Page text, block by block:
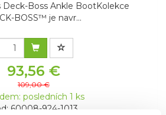
Deck-Boss Ankle BootKolekce
BOSS™ je navr...
93,56 €
109,00 €
posledních 1 ks
60008-924-1013